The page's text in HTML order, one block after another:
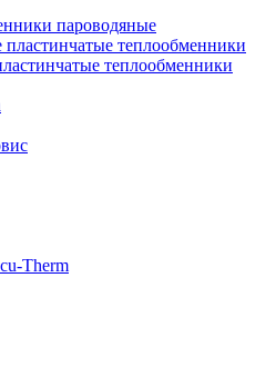
пароводяные
пластинчатые теплообменники
теплообменники
Therm